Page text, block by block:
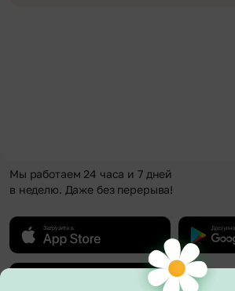
Мы работаем 24 часа и 7 дней
в неделю. Даже без перерыва!